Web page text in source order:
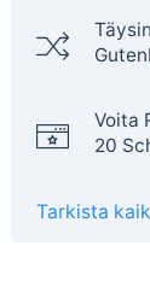
Voita
20
Tarkista